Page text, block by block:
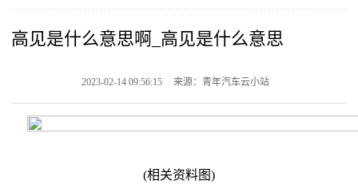
高见是什么意思啊_高见是什么意思
2023-02-14 09:56:15 来源：青年汽车云小站
(相关资料图)